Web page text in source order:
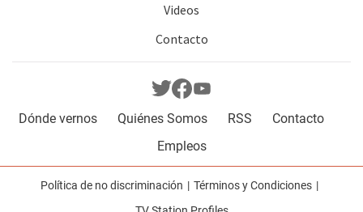
Videos
Contacto
Dónde vernos Quiénes Somos RSS
Contacto
Empleos
Política de no discriminación
Términos y Condiciones